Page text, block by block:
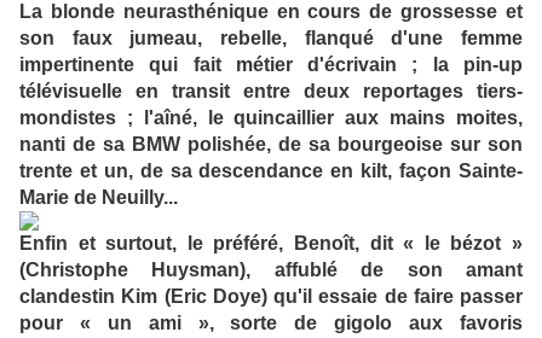
La blonde neurasthénique en cours de grossesse et
son faux jumeau, rebelle, flanqué d'une femme
impertinente qui fait métier d'écrivain ; la pin-up
télévisuelle en transit entre deux reportages tiers-
mondistes ; l'aîné, le quincaillier aux mains moites,
nanti de sa BMW polishée, de sa bourgeoise sur son
trente et un, de sa descendance en kilt, façon Sainte-
Marie de Neuilly...
Enfin et surtout, le préféré, Benoît, dit « le bézot »
(Christophe Huysman), affublé de son amant
clandestin Kim (Eric Doye) qu'il essaie de faire passer
pour « un ami », sorte de gigolo aux favoris